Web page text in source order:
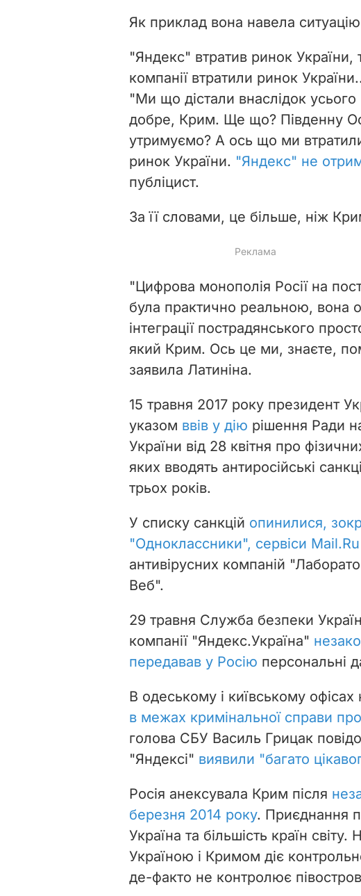
d
Як приклад вона навела
"Яндекс" втратив ринок України,
компанії втратили ринок
"Ми що дістали внаслідок
добре, Крим. Ще що? Південну
утримуємо? А ось що ми
ринок України. "Яндекс" не
публіцист.
За її словами, це більше, ніж
"Цифрова монополія Росії на
була практично реальною, вона
інтеграції пострадянського
який Крим. Ось це ми, знаєте,
заявила Латиніна.
15 травня 2017 року президент
указом ввів у дію рішення Ради
України від 28 квітня про
яких вводять антиросійські
трьох років.
У списку санкцій опинилися,
"Одноклассники", сервіси
антивірусних компаній
Веб".
29 травня Служба безпеки
компанії "Яндекс.Україна"
передавав у Росію персональні
В одеському і київському офісах
в межах кримінальної справи
голова СБУ Василь Грицак
"Яндексі" виявили "багато
Росія анексувала Крим після
березня 2014 року. Приєднання
Україна та більшість країн
Україною і Кримом діє
де-факто не контролює